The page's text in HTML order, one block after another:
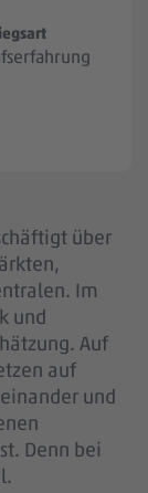
über
Im
und
Auf
auf
und
Denn bei